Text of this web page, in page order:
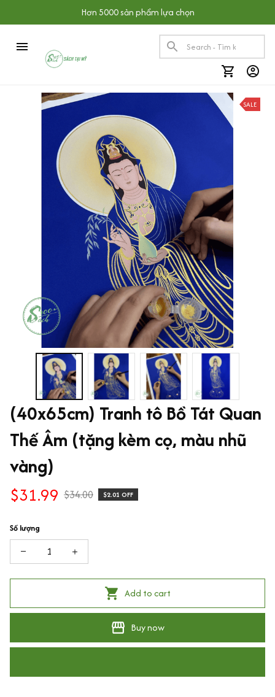
Hơn 5000 sản phẩm lựa chọn
SALE
(40x65cm) Tranh tô Bồ Tát Quan
Thế Âm (tặng kèm cọ, màu nhũ
vàng)
$31.99 $34.00 $2.01 OFF
Số lượng
Add to cart
Buy now